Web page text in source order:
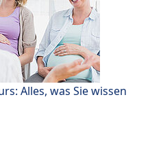
Alles, was Sie wissen